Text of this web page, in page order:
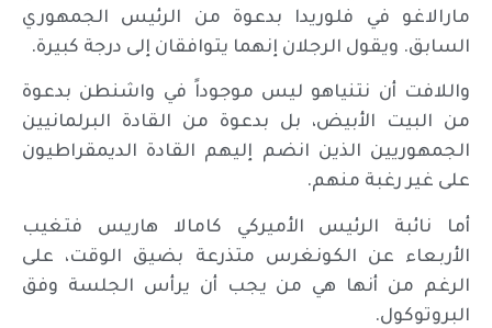
مارالاغو في فلوريدا بدعوة من الرئيس الجمهوري
السابق. ويقول الرجلان إنهما يتوافقان إلى درجة كبيرة.
واللافت أن نتنياهو ليس موجوداً في واشنطن بدعوة
من البيت الأبيض، بل بدعوة من القادة البرلمانيين
الجمهوريين الذين انضم إليهم القادة الديمقراطيون
على غير رغبة منهم.
أما نائبة الرئيس الأميركي كامالا هاريس فتغيب
الأربعاء عن الكونغرس متذرعة بضيق الوقت، على
الرغم من أنها هي من يجب أن يرأس الجلسة وفق
البروتوكول.